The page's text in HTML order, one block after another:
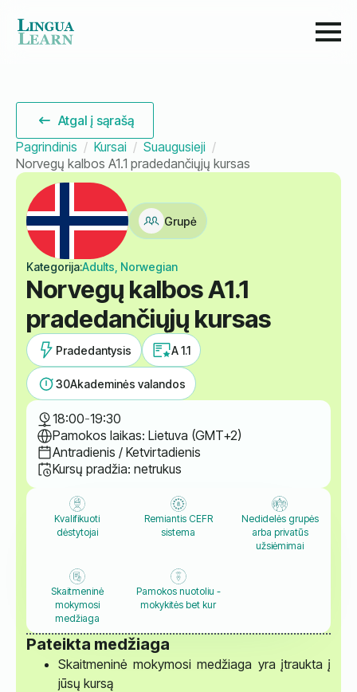
Atgal į sąrašą
Pagrindinis
Kursai
Suaugusieji
Norvegų kalbos A1.1 pradedančiųjų kursas
Grupė
Kategorija:Adults, Norwegian
Norvegų kalbos A1.1
pradedančiųjų kursas
Pradedantysis A 1.1
30Akademinės valandos
18:00-19:30
Pamokos laikas: Lietuva (GMT+2)
Antradienis / Ketvirtadienis
Kursų pradžia: netrukus
Kvalifikuoti
dėstytojai
Remiantis CEFR
sistema
Nedidelės grupės
arba privatūs
užsiėmimai
Skaitmeninė
mokymosi
medžiaga
Pamokos nuotoliu -
mokykitės bet kur
Pateikta medžiaga
Skaitmeninė mokymosi medžiaga yra įtraukta į
jūsų kursą